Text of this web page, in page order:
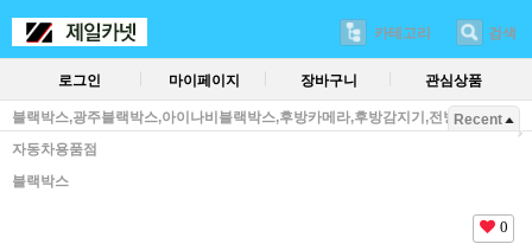
카테고리 검색
로그인 마이페이지 장바구니 관심상품
블랙박스,광주블랙박스,아이나비블랙박스,후방카메라,후방감지기,전방감지기,
자동차용품점
블랙박스
Recent
0